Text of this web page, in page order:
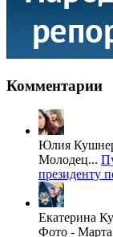
Комментарии
Юлия
Молодец...
президенту
Екатерина
Фото -